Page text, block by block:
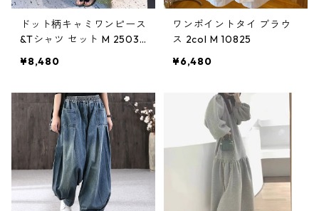
ドット柄キャミワンピース
&Tシャツ セット M 25032
¥8,480
ワンポイントタイ ブラウ
ス 2col M 10825
¥6,480